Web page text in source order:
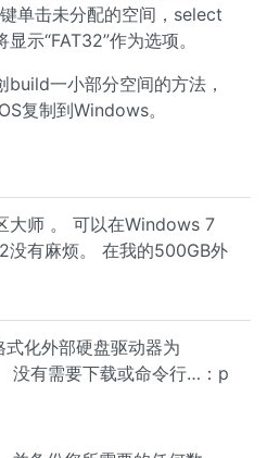
单击未分配的空间，select
示“FAT32”作为选项。
一小部分空间的方法，
复制到Windows。
大师 。 可以在Windows 7
没有麻烦。 在我的500GB外
化外部硬盘驱动器为
没有需要下载或命令行…：p